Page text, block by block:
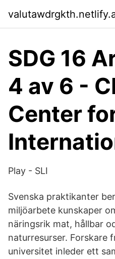
SDG 16
4 av 6 -
Center
Play - SLI
Svenska praktikanter
miljöarbete kunskaper
näringsrik mat, hållbar
naturresurser. Forskare
universitet inleder ett